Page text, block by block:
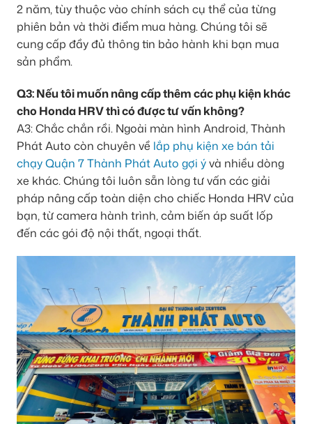
2 năm, tùy thuộc vào chính sách cụ thể của từng
phiên bản và thời điểm mua hàng. Chúng tôi sẽ
cung cấp đầy đủ thông tin bảo hành khi bạn mua
sản phẩm.
Q3: Nếu tôi muốn nâng cấp thêm các phụ kiện khác
cho Honda HRV thì có được tư vấn không?
A3: Chắc chắn rồi. Ngoài màn hình Android, Thành
Phát Auto còn chuyên về lắp phụ kiện xe bán tải
chạy Quận 7 Thành Phát Auto gợi ývà nhiều dòng
xe khác. Chúng tôi luôn sẵn lòng tư vấn các giải
pháp nâng cấp toàn diện cho chiếc Honda HRV của
bạn, từ camera hành trình, cảm biến áp suất lốp
đến các gói độ nội thất, ngoại thất.